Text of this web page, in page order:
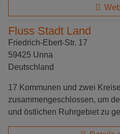
Fluss Stadt Land
Friedrich-Ebert-Str. 17
59425 Unna
Deutschland
17 Kommunen und zwei
zusammengeschlossen, um
und östlichen Ruhrgebiet zu